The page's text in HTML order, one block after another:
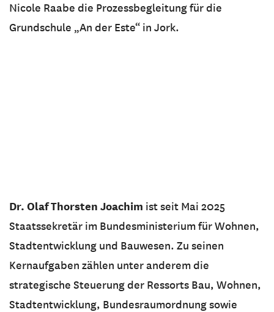
Nicole Raabe die Prozessbegleitung für die
Grundschule „An der Este“ in Jork.
Dr. Olaf Thorsten Joachim ist seit Mai 2025
Staatssekretär im Bundesministerium für Wohnen,
Stadtentwicklung und Bauwesen. Zu seinen
Kernaufgaben zählen unter anderem die
strategische Steuerung der Ressorts Bau, Wohnen,
Stadtentwicklung, Bundesraumordnung sowie